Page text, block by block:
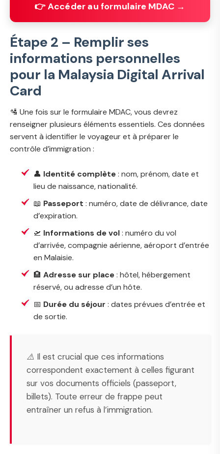
👉 Accéder au formulaire MDAC →
Étape 2 – Remplir ses
informations personnelles
pour la Malaysia Digital Arrival
Card
🛂 Une fois sur le formulaire MDAC, vous devrez
renseigner plusieurs éléments essentiels. Ces données
servent à identifier le voyageur et à préparer le
contrôle d’immigration :
👤 Identité complète: nom, prénom, date et
lieu de naissance, nationalité.
📖 Passeport : numéro, date de délivrance, date
d’expiration.
🛫 Informations de vol: numéro du vol
d’arrivée, compagnie aérienne, aéroport d’entrée
en Malaisie.
🏨 Adresse sur place: hôtel, hébergement
réservé, ou adresse d’un hôte.
📅 Durée du séjour : dates prévues d’entrée et
de sortie.
⚠️ Il est crucial que ces informations
correspondent exactement à celles figurant
sur vos documents officiels (passeport,
billets). Toute erreur de frappe peut
entraîner un refus à l’immigration.